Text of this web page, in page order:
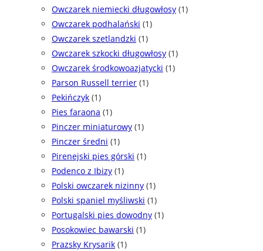
Owczarek niemiecki długowłosy (1)
Owczarek podhalański (1)
Owczarek szetlandzki (1)
Owczarek szkocki długowłosy (1)
Owczarek środkowoazjatycki (1)
Parson Russell terrier (1)
Pekińczyk (1)
Pies faraona (1)
Pinczer miniaturowy (1)
Pinczer średni (1)
Pirenejski pies górski (1)
Podenco z Ibizy (1)
Polski owczarek nizinny (1)
Polski spaniel myśliwski (1)
Portugalski pies dowodny (1)
Posokowiec bawarski (1)
Prazsky Krysarik (1)